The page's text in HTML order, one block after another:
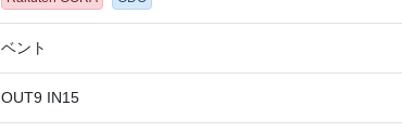
ベント
OUT9 IN15